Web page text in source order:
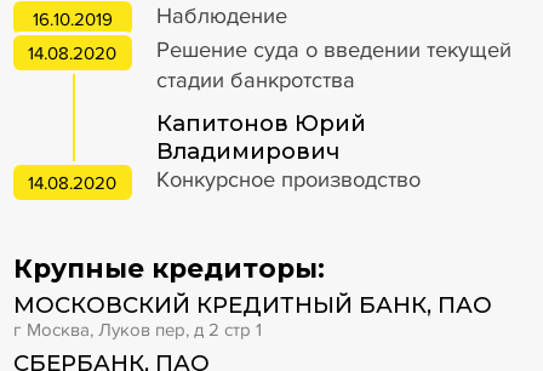
16.10.2019 Наблюдение
Капитонов Юрий
Владимирович
14.08.2020
Решение суда о введении текущей
стадии банкротства
14.08.2020 Конкурсное производство
Крупные кредиторы:
МОСКОВСКИЙ КРЕДИТНЫЙ БАНК, ПАО
г Москва, Луков пер, д 2 стр 1
СБЕРБАНК, ПАО